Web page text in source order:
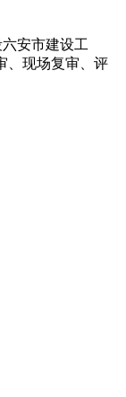
安市建设工
、现场复审、评